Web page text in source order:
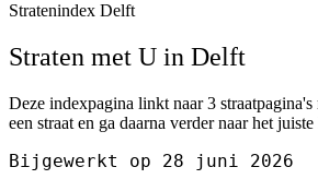
Stratenindex Delft
Straten met U in Delft
Deze indexpagina linkt naar 3
een straat en ga daarna verder naar het
Bijgewerkt op 28 juni 2026